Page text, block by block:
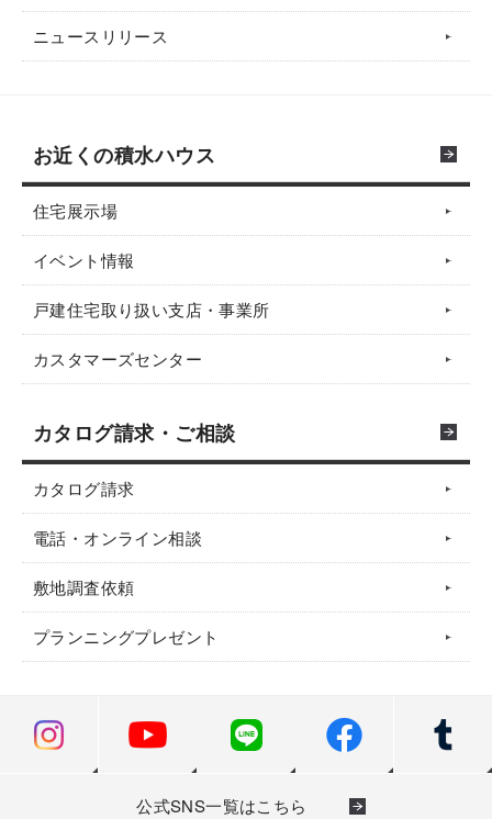
ニュースリリース
お近くの積水ハウス
住宅展示場
イベント情報
戸建住宅取り扱い支店・事業所
カスタマーズセンター
カタログ請求・ご相談
カタログ請求
電話・オンライン相談
敷地調査依頼
プランニングプレゼント
公式SNS一覧はこちら